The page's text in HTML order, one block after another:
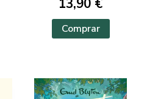
13,90 €
Comprar